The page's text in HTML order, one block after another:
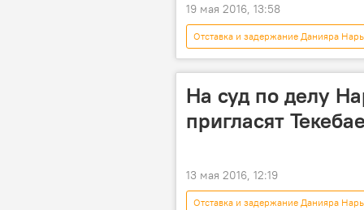
19 мая 2016, 13:58
Отставка и задержание Данияра
Новости
Кыргызстан
На суд по делу
пригласят
13 мая 2016, 12:19
Отставка и задержание Данияра